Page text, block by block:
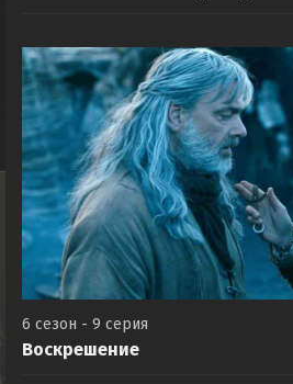
6 сезон - 9 серия
Воскрешение